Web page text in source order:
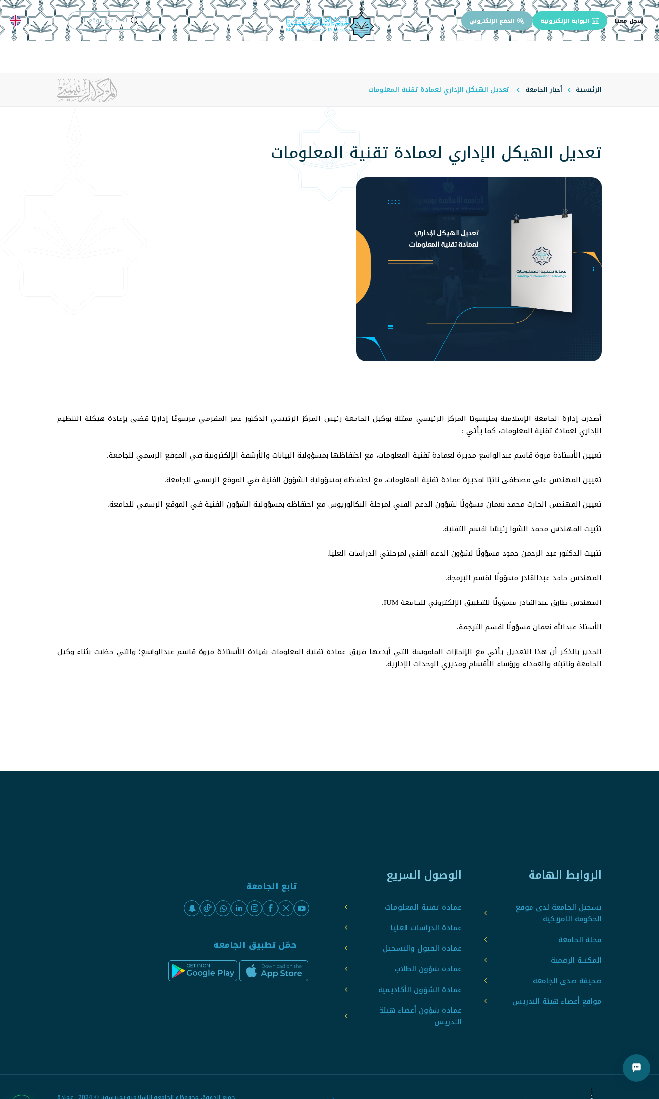
سجل معنا البوابة الإلكترونية الدفع الإلكتروني الدعم الفنيالتقويم الجامعي
الرئيسية أخبار الجامعة تعديل الهيكل الإداري لعمادة تقنية المعلومات
تعديل الهيكل الإداري لعمادة تقنية المعلومات
أصدرت إدارة الجامعة الإسلامية بمنيسوتا المركز الرئيسي ممثلة بوكيل الجامعة رئيس المركز الرئيسي الدكتور عمر المقرمي مرسومًا إداريًا قضى بإعادة هيكلة التنظيم
الإداري لعمادة تقنية المعلومات، كما يأتي :
تعيين الأستاذة مروة قاسم عبدالواسع مديرة لعمادة تقنية المعلومات، مع احتفاظها بمسؤولية البيانات والأرشفة الإلكترونية في الموقع الرسمي للجامعة.
تعيين المهندس علي مصطفى نائبًا لمديرة عمادة تقنية المعلومات، مع احتفاظه بمسؤولية الشؤون الفنية في الموقع الرسمي للجامعة.
تعيين المهندس الحارث محمد نعمان مسؤولًا لشؤون الدعم الفني لمرحلة البكالوريوس مع احتفاظه بمسؤولية الشؤون الفنية في الموقع الرسمي للجامعة.
تثبيت المهندس محمد الشوا رئيسًا لقسم التقنية.
تثبيت الدكتور عبد الرحمن حمود مسؤولًا لشؤون الدعم الفني لمرحلتي الدراسات العليا.
المهندس حامد عبدالقادر مسؤولًا لقسم البرمجة.
المهندس طارق عبدالقادر مسؤولًا للتطبيق الإلكتروني للجامعة IUM.
الأستاذ عبدالله نعمان مسؤولًا لقسم الترجمة.
الجدير بالذكر أن هذا التعديل يأتي مع الإنجازات الملموسة التي أبدعها فريق عمادة تقنية المعلومات بقيادة الأستاذة مروة قاسم عبدالواسع؛ والتي حظيت بثناء وكيل
الجامعة ونائبته والعمداء ورؤساء الأقسام ومديري الوحدات الإدارية.
الروابط الهامة
تسجيل الجامعة لدى موقع
الحكومة الامريكية
مجلة الجامعة
المكتبة الرقمية
صحيفة صدى الجامعة
مواقع أعضاء هيئة التدريس
الوصول السريع
عمادة تقنية المعلومات
عمادة الدراسات العليا
عمادة القبول والتسجيل
عمادة شؤون الطلاب
عمادة الشؤون الأكاديمية
عمادة شؤون أعضاء هيئة
التدريس
تابع الجامعة
حمّل تطبيق الجامعة